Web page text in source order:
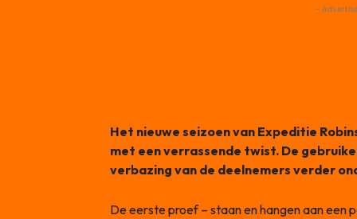
-
Het nieuwe seizoen van Expeditie
met een verrassende twist. De
verbazing van de deelnemers verder
De eerste proef – staan en hangen aan een